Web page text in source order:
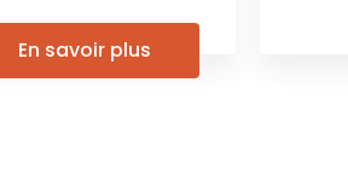
En savoir plus